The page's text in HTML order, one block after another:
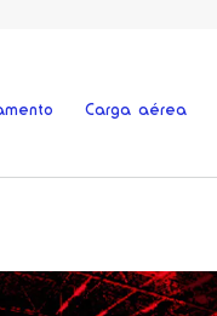
Carga aérea